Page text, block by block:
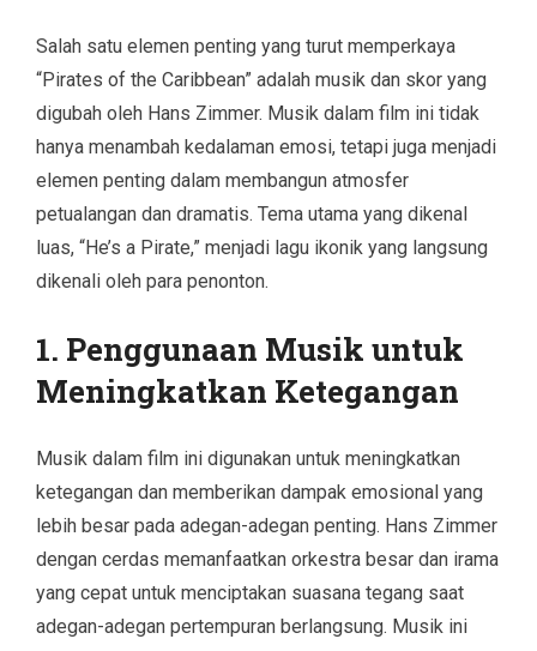
Salah satu elemen penting yang turut memperkaya
“Pirates of the Caribbean” adalah musik dan skor yang
digubah oleh Hans Zimmer. Musik dalam film ini tidak
hanya menambah kedalaman emosi, tetapi juga menjadi
elemen penting dalam membangun atmosfer
petualangan dan dramatis. Tema utama yang dikenal
luas, “He’s a Pirate,” menjadi lagu ikonik yang langsung
dikenali oleh para penonton.
1. Penggunaan Musik untuk
Meningkatkan Ketegangan
Musik dalam film ini digunakan untuk meningkatkan
ketegangan dan memberikan dampak emosional yang
lebih besar pada adegan-adegan penting. Hans Zimmer
dengan cerdas memanfaatkan orkestra besar dan irama
yang cepat untuk menciptakan suasana tegang saat
adegan-adegan pertempuran berlangsung. Musik ini